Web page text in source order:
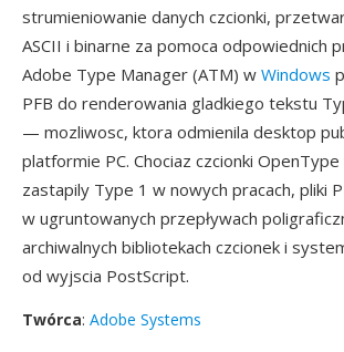
strumieniowanie danych czcionki,
ASCII i binarne za pomoca odpowiednich
Adobe Type Manager (ATM) w Windows
PFB do renderowania gladkiego tekstu
— mozliwosc, ktora odmienila desktop
platformie PC. Chociaz czcionki
zastapily Type 1 w nowych pracach, pliki
w ugruntowanych przepływach
archiwalnych bibliotekach czcionek i
od wyjscia PostScript.
Twórca: Adobe Systems